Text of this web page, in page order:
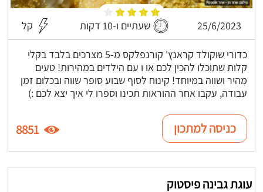
25/6/2023 שעתיים ו-10 דקות קל
כדורי שוקולד קראנץ' קורנפלקס מ-5 מצרכים בלבד בקלי
קלות שתוכלו להכין לכם או ו עם הילדים במהירות! טעים
מהיר ושווה במיוחד! קינוח לסוף שבוע סופר שווה ובכלום זמן
עבודה, עקבו אחר ההוראות תכינו וספרו לי איך יצא לכם :)
כניסה למתכון 8851
עוגת גבינה פיסטוק